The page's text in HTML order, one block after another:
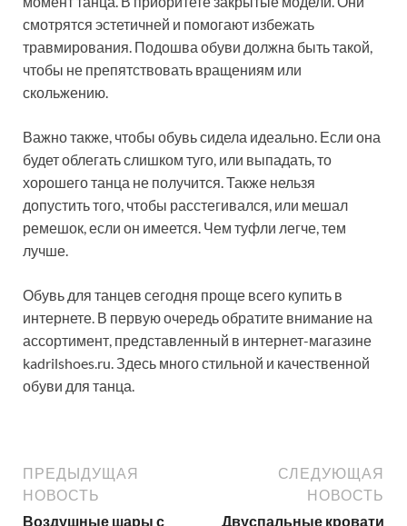
смотрятся эстетичней и помогают избежать
травмирования. Подошва обуви должна быть такой,
чтобы не препятствовать вращениям или
скольжению.
Важно также, чтобы обувь сидела идеально. Если она
будет облегать слишком туго, или выпадать, то
хорошего танца не получится. Также нельзя
допустить того, чтобы расстегивался, или мешал
ремешок, если он имеется. Чем туфли легче, тем
лучше.
Обувь для танцев сегодня проще всего купить в
интернете. В первую очередь обратите внимание на
ассортимент, представленный в интернет-магазине
kadrilshoes.ru. Здесь много стильной и качественной
обуви для танца.
ПРЕДЫДУЩАЯ
НОВОСТЬ
Воздушные шары с
СЛЕДУЮЩАЯ
НОВОСТЬ
Двуспальные кровати